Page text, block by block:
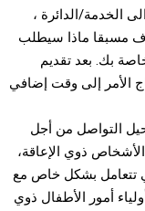
الخدمة/الدائرة ،
مسبقا ماذا سيطلب
بك. بعد تقديم
الأمر إلى وقت إضافي
التواصل من أجل
ذوي الإعاقة،
تتعامل بشكل خاص مع
أمور الأطفال ذوي